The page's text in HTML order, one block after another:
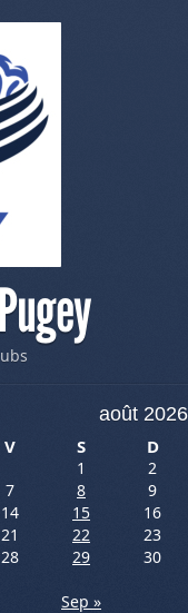
août 2026
V S D
1
2
7 8
9
14 15
16
21 22
23
28 29
30
Sep »